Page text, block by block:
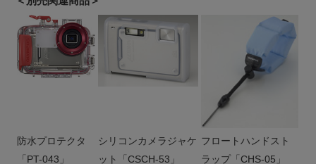
防水プロテクタ
「PT-043」
シリコンカメラジャケ
ット「CSCH-53」
フロートハンドスト
ラップ「CHS-05」